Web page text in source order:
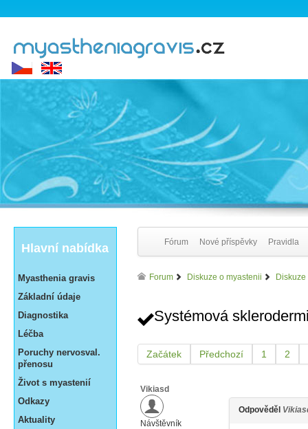
Hlavní nabídka
Myasthenia gravis
Základní údaje
Diagnostika
Léčba
Poruchy nervosval.
přenosu
Život s myastenií
Odkazy
Aktuality
Fórum Nové příspěvky Pravidla
Forum Diskuze o myastenii
Systémová
Začátek Předchozí 1 2
Vikiasd
Návštěvník
Odpověděl